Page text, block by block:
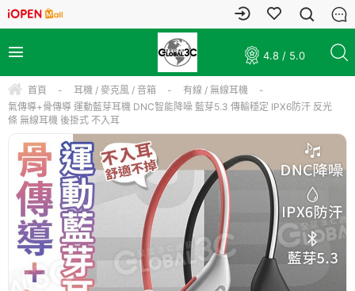
4.8 / 5.0
首頁 - 耳機 / 麥克風 / 音箱 - 有線 / 無線耳機
-
氣傳導+骨傳導 運動藍芽耳機 DNC智能降噪 藍芽5.3 傳輸穩定 IPX6防汗 反光
條 無線耳機 後掛式 不入耳